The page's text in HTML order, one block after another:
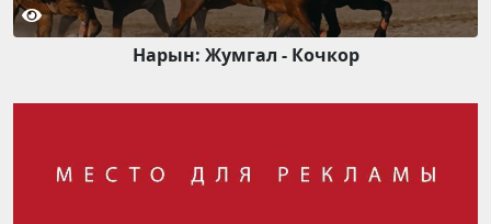
Нарын: Жумгал - Кочкор